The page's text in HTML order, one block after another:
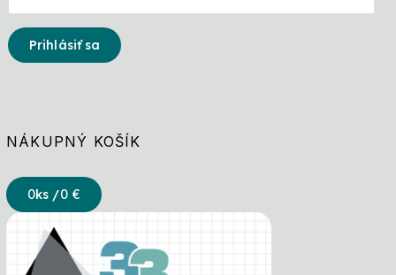
Prihlásiť sa
NÁKUPNÝ KOŠÍK
0ks /0 €